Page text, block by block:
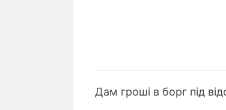
Дам гроші в борг під